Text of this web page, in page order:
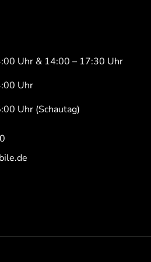
Uhr & 14:00 – 17:30 Uhr
Uhr
Uhr (Schautag)